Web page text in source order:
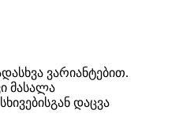
ვარიანტებით.
მასალა
დაცვა